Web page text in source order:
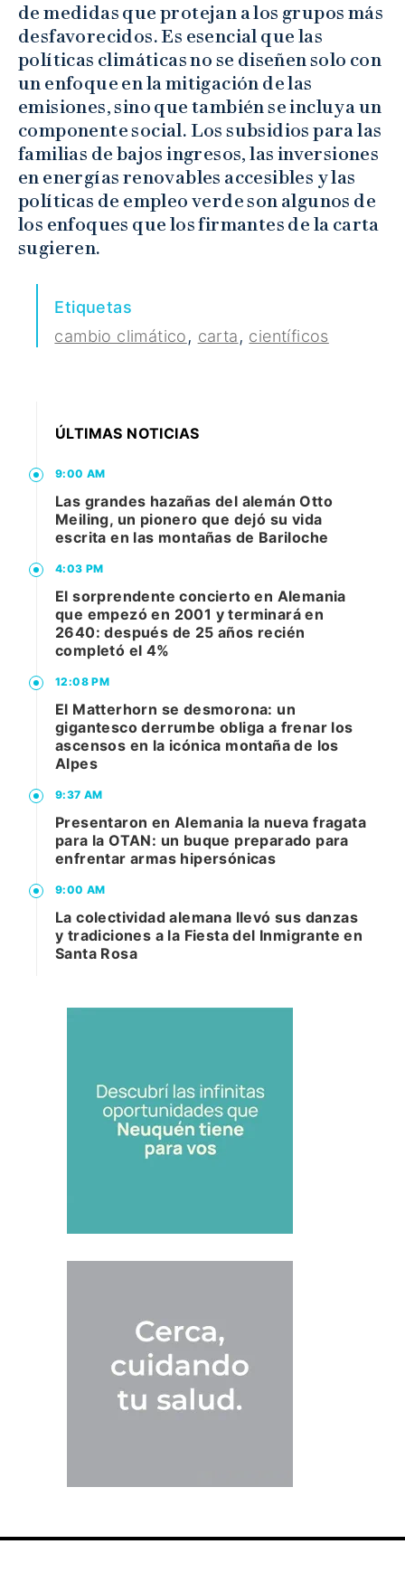
de medidas que protejan a los grupos más
desfavorecidos. Es esencial que las
políticas climáticas no se diseñen solo con
un enfoque en la mitigación de las
emisiones, sino que también se incluya un
componente social. Los subsidios para las
familias de bajos ingresos, las inversiones
en energías renovables accesibles y las
políticas de empleo verde son algunos de
los enfoques que los firmantes de la carta
sugieren.
Etiquetas
cambio climático, carta, científicos
ÚLTIMAS NOTICIAS
9:00 AM
Las grandes hazañas del alemán Otto
Meiling, un pionero que dejó su vida
escrita en las montañas de Bariloche
4:03 PM
El sorprendente concierto en Alemania
que empezó en 2001 y terminará en
2640: después de 25 años recién
completó el 4%
12:08 PM
El Matterhorn se desmorona: un
gigantesco derrumbe obliga a frenar los
ascensos en la icónica montaña de los
Alpes
9:37 AM
Presentaron en Alemania la nueva fragata
para la OTAN: un buque preparado para
enfrentar armas hipersónicas
9:00 AM
La colectividad alemana llevó sus danzas
y tradiciones a la Fiesta del Inmigrante en
Santa Rosa